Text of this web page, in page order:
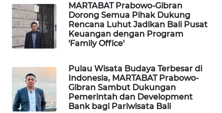
MARTABAT Prabowo-Gibran
Dorong Semua Pihak Dukung
Rencana Luhut Jadikan Bali Pusat
Keuangan dengan Program
'Family Office'
Pulau Wisata Budaya Terbesar di
Indonesia, MARTABAT Prabowo-
Gibran Sambut Dukungan
Pemerintah dan Development
Bank bagi Pariwisata Bali
ID
MARTABAT
NET
PLN
WATCH
MKLI